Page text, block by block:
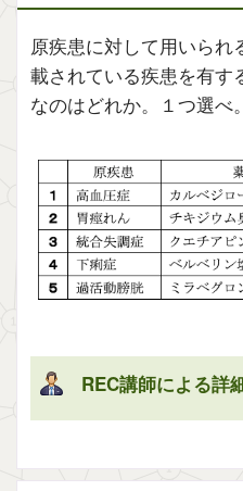
原疾患に対して用いら
載されている疾患を有す
なのはどれか。１つ選べ。
REC講師による詳